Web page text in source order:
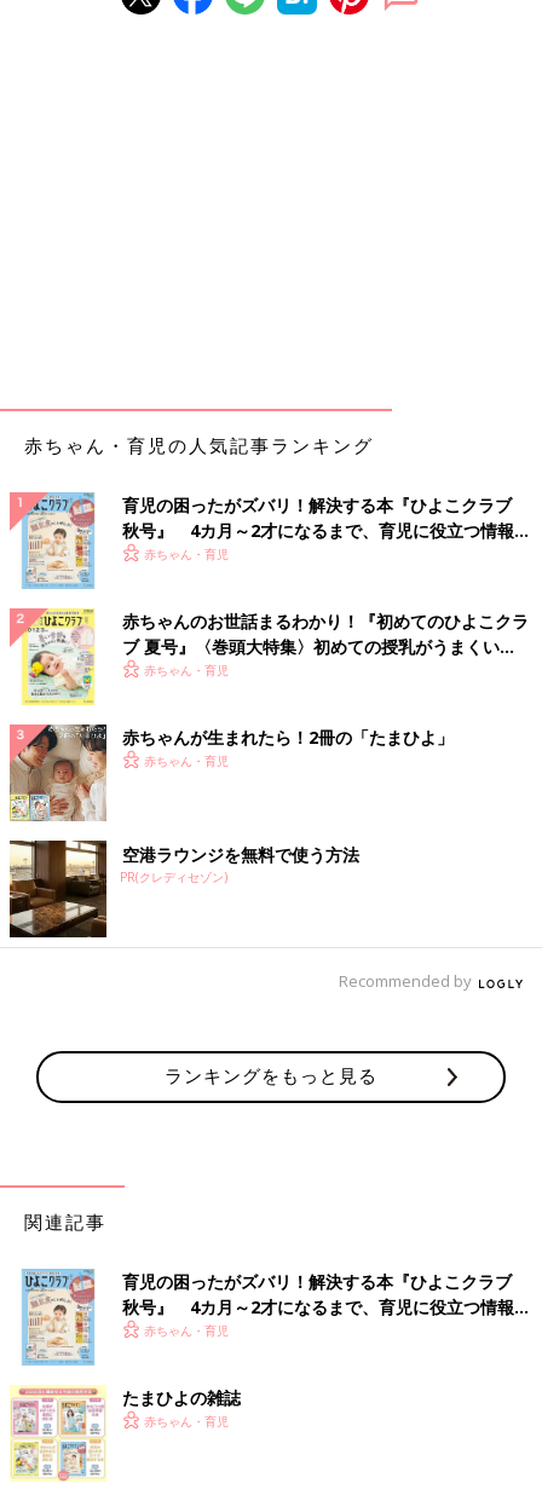
知り合いがいるんだって
信じてみようと思います。
都内在住のワーママ。
2015年3月産まれの娘と夫の3人家族。
子育ての記録をブログやインスタグラムで公開中
インスタグラム：hiyokoegg11
もっと喜んでくれたっていいじゃない！
赤ちゃん・育児の人気記事ランキング
育児の困ったがズバリ！解決する本『ひよこクラブ
秋号』 4カ月～2才になるまで、育児に役立つ情報が
いっぱい！
赤ちゃん・育児
赤ちゃんのお世話まるわかり！『初めてのひよこクラ
ブ 夏号』〈巻頭大特集〉初めての授乳がうまくい
く！ おっぱい・ミルクの基本と夏のトラブル 解決テ
赤ちゃん・育児
赤ちゃんが生まれたら！2冊の「たまひよ」
赤ちゃん・育児
空港ラウンジを無料で使う方法
PR(クレディセゾン)
Recommended by
ランキングをもっと見る
関連記事
育児の困ったがズバリ！解決する本『ひよこクラブ
秋号』 4カ月～2才になるまで、育児に役立つ情報が
いっぱい！
赤ちゃん・育児
たまひよの雑誌
赤ちゃん・育児